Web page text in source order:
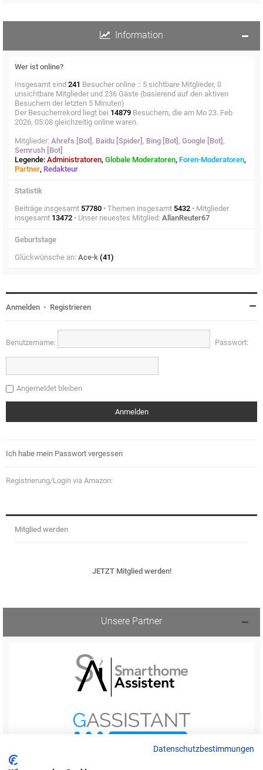
Information
Wer ist online?
Insgesamt sind 241 Besucher online :: 5 sichtbare Mitglieder, 0
unsichtbare Mitglieder und 236 Gäste (basierend auf den aktiven
Besuchern der letzten 5 Minuten)
Der Besucherrekord liegt bei 14879 Besuchern, die am Mo 23. Feb
2026, 05:08 gleichzeitig online waren.
Mitglieder: Ahrefs [Bot] , Baidu [Spider] , Bing [Bot] , Google [Bot] ,
Semrush [Bot]
Legende: Administratoren, Globale Moderatoren, Foren-Moderatoren,
Partner, Redakteur
Statistik
Beiträge insgesamt 57780 • Themen insgesamt 5432 • Mitglieder
insgesamt 13472 • Unser neuestes Mitglied: AllanReuter67
Geburtstage
Glückwünsche an: Ace-k (41)
Anmelden • Registrieren
Benutzername: Passwort:
Angemeldet bleiben
Ich habe mein Passwort vergessen
Registrierung/Login via Amazon:
Mitglied werden
JETZT Mitglied werden!
Unsere Partner
Datenschutzbestimmungen